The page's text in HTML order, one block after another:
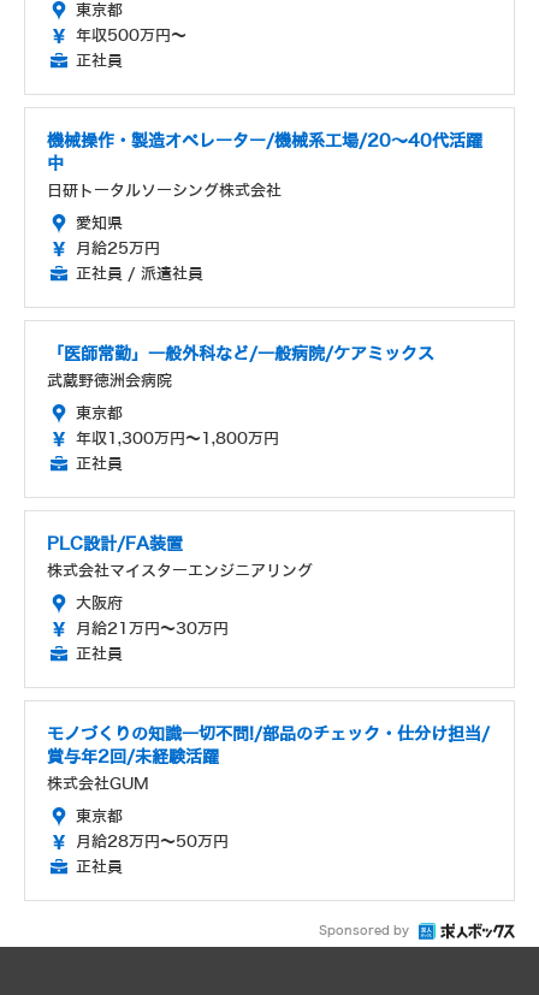
東京都
年収500万円～
正社員
機械操作・製造オペレーター/機械系工場/20～40代活躍
中
日研トータルソーシング株式会社
愛知県
月給25万円
正社員 / 派遣社員
「医師常勤」一般外科など/一般病院/ケアミックス
武蔵野徳洲会病院
東京都
年収1,300万円～1,800万円
正社員
PLC設計/FA装置
株式会社マイスターエンジニアリング
大阪府
月給21万円～30万円
正社員
モノづくりの知識一切不問!/部品のチェック・仕分け担当/
賞与年2回/未経験活躍
株式会社GUM
東京都
月給28万円～50万円
正社員
Sponsored by